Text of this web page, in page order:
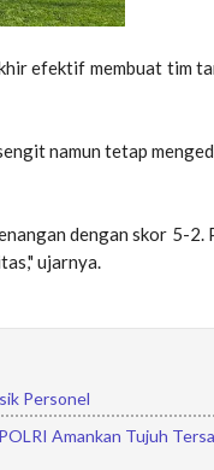
efektif membuat tim
namun tetap
dengan skor 5-2.
ujarnya.
Personel
Amankan Tujuh